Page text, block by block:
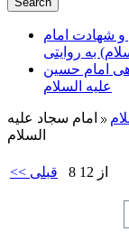
شهادت امام
به روایتی
امام حسین
علیه السلام
امام سجاد علیه
السلام
<< قبلی 8 از 12